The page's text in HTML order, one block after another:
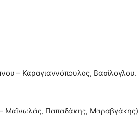
– Καραγιαννόπουλος, Βασίλογλου.
– Μαϊνωλάς, Παπαδάκης,